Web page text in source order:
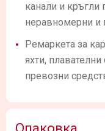
канали и кръгли
неравномерни и
Ремаркета за
яхти,
превозни